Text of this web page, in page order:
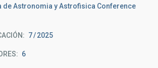
de Astronomia y Astrofisica Conference
7 2025
6